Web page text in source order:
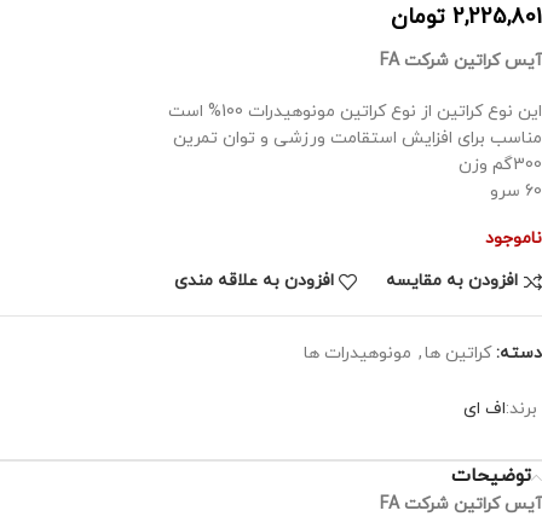
2,225,801 تومان
آیس کراتین شرکت FA
این نوع کراتین از نوع کراتین مونوهیدرات 100% است
مناسب برای افزایش استقامت ورزشی و توان تمرین
300گم وزن
60 سرو
ناموجود
افزودن به مقایسه
افزودن به علاقه مندی
دسته: کراتین ها, مونوهیدرات ها
برند:اف ای
توضیحات
آیس کراتین شرکت FA